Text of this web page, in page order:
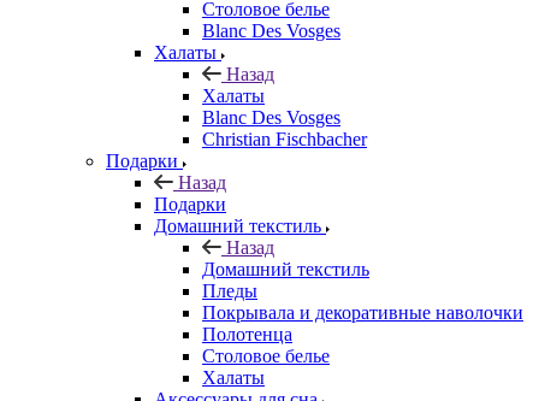
Столовое белье
Blanc Des Vosges
Халаты
Назад
Халаты
Blanc Des Vosges
Christian Fischbacher
Подарки
Назад
Подарки
Домашний текстиль
Назад
Домашний текстиль
Пледы
Покрывала и декоративные наволочки
Полотенца
Столовое белье
Халаты